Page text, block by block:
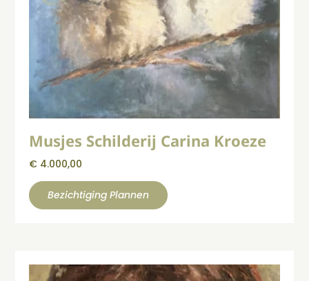
Musjes Schilderij Carina Kroeze
€ 4.000,00
Bezichtiging Plannen